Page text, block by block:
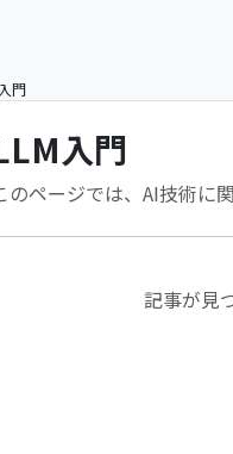
門
入門
のページでは、AI技術に
記事が見